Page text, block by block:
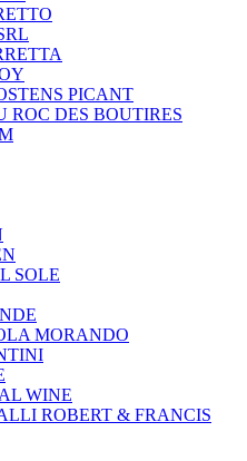
PICANT
ROC DES BOUTIRES
SOLE
MORANDO
WINE
ROBERT & FRANCIS